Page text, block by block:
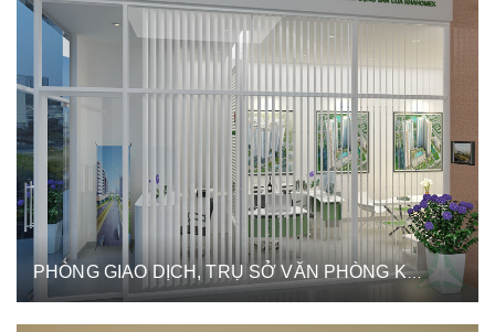
PHÒNG GIAO DỊCH, TRỤ SỞ VĂN PHÒNG KHAHOMEX LAND